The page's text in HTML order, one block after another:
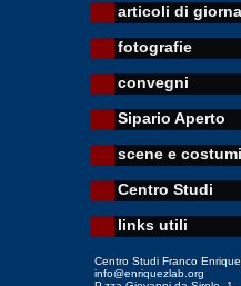
articoli di
fotografie
convegni
Sipario Aperto
scene e costumi
Centro Studi
links utili
Centro Studi Franco
info@enriquezlab.org